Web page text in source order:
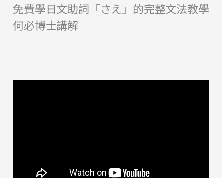
免費學日文助詞「さえ」的完整文法教學
何必博士講解